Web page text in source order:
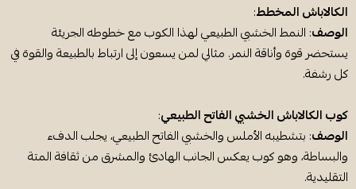
الكالاباش المخطط:
الوصف: النمط الخشبي الطبيعي لهذا الكوب مع خطوطه الجريئة
يستحضر قوة وأناقة النمر. مثالي لمن يسعون إلى ارتباط بالطبيعة والقوة في
كل رشفة.
كوب الكالاباش الخشبي الفاتح الطبيعي:
الوصف: بتشطيبه الأملس والخشبي الفاتح الطبيعي، يجلب الدفء
والبساطة، وهو كوب يعكس الجانب الهادئ والمشرق من ثقافة المتة
التقليدية.